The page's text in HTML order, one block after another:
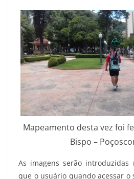
Mapeamento desta vez foi
Bispo –
As imagens serão introduzidas
que o usuário quando acessar o